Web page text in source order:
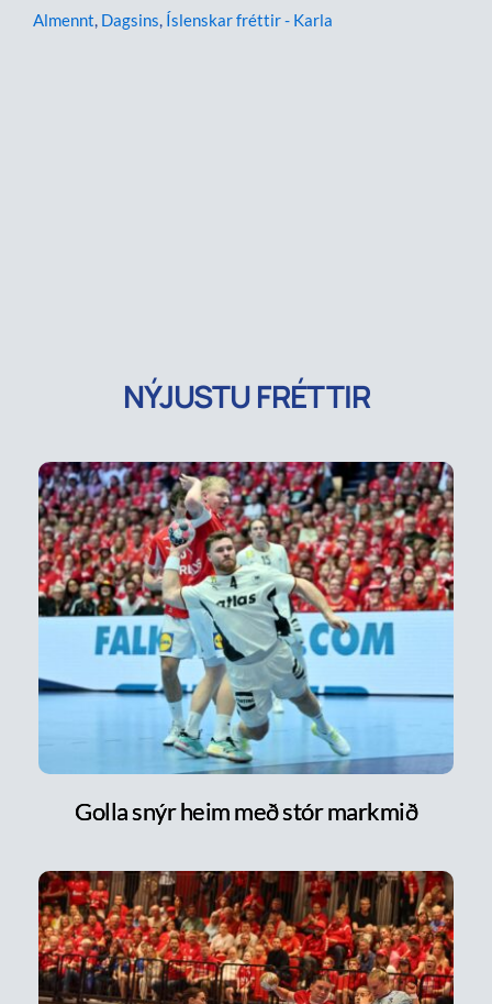
Almennt, Dagsins, Íslenskar fréttir - Karla
NÝJUSTU FRÉTTIR
Golla snýr heim með stór markmið